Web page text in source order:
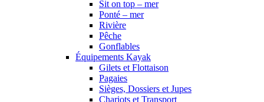
Sit on top – mer
Ponté – mer
Rivière
Pêche
Gonflables
Équipements Kayak
Gilets et Flottaison
Pagaies
Sièges, Dossiers et Jupes
Chariots et Transport